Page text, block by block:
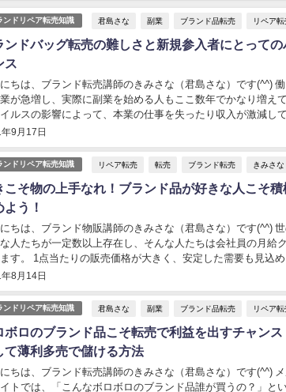
ンドリペア転売知識 君島さな 副業 ブランド品転売 リペア転
ンドバッグ転売の難しさと新規参入者にとって
ス
9月17日
にちは、ブランド転売講師のきみさな（君島さな）です(^^)
が急増し、実際に副業を始める人もここ数年でかなり増え
ルスの影響によって、本業の仕事を失ったり収入が激減し
新たな収入源を確保しようとネットビジネスを始め...
ンドリペア転売知識 リペア転売 転売 ブランド転売 きみさな
こそ物の上手なれ！ブランド品が好きな人こそ
よう！
8月14日
にちは、ブランド物販講師のきみさな（君島さな）です(^^)
人たちが一定数以上存在し、そんな人たちは会社員の月給
す。 1点当たりの販売価格が大きく、安定した需要も見込
力的なビジネスの一つと言えるでしょう。 そして...
ンドリペア転売知識 君島さな 副業 ブランド品転売 リペア転
ボロのブランド品こそ転売で利益を出すチャン
て薄利多売で儲ける方法
にちは、ブランド転売講師のきみさな（君島さな）です(^^)
トでは、「こんなボロボロのブランド品誰が買うの？」と